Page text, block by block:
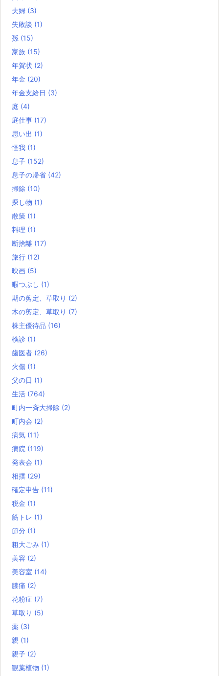
夫婦 (3)
失敗談 (1)
孫 (15)
家族 (15)
年賀状 (2)
年金 (20)
年金支給日 (3)
庭 (4)
庭仕事 (17)
思い出 (1)
怪我 (1)
息子 (152)
息子の帰省 (42)
掃除 (10)
探し物 (1)
散策 (1)
料理 (1)
断捨離 (17)
旅行 (12)
映画 (5)
暇つぶし (1)
期の剪定、草取り (2)
木の剪定、草取り (7)
株主優待品 (16)
検診 (1)
歯医者 (26)
火傷 (1)
父の日 (1)
生活 (764)
町内一斉大掃除 (2)
町内会 (2)
病気 (11)
病院 (119)
発表会 (1)
相撲 (29)
確定申告 (11)
税金 (1)
筋トレ (1)
節分 (1)
粗大ごみ (1)
美容 (2)
美容室 (14)
膝痛 (2)
花粉症 (7)
草取り (5)
薬 (3)
親 (1)
親子 (2)
観葉植物 (1)